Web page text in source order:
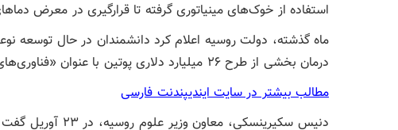
استفاده از خوک‌های مینیاتوری گرفته تا قرارگیری در معرض
ماه گذشته، دولت روسیه اعلام کرد دانشمندان در حال توسعه
درمان بخشی از طرح ۲۶ میلیارد دلاری پوتین با عنوان «فناوری‌های نوین حفظ سلامت» است.
مطالب بیشتر در سایت ایندیپندنت فارسی
دنیس سکیرینسکی،